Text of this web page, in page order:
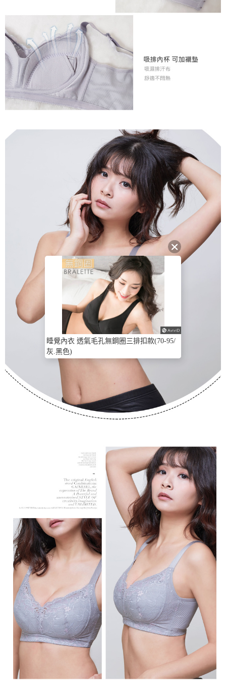
睡覺內衣 透氣毛孔無鋼圈三排扣款(70-95/
灰.黑色)